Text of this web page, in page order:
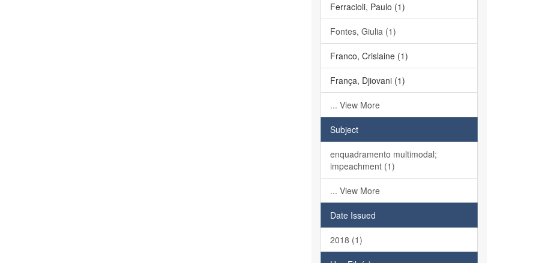
Ferracioli, Paulo (1)
Fontes, Giulia (1)
Franco, Crislaine (1)
França, Djiovani (1)
... View More
Subject
enquadramento multimodal;
impeachment (1)
... View More
Date Issued
2018 (1)